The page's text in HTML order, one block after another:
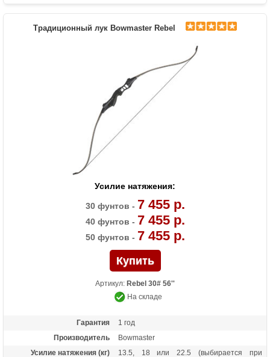
Материалы изделия
Рукоятка - алюминий, плечи - дерево с
Традиционный лук Bowmaster Rebel
Усилие натяжения:
30 фунтов - 7 455 р.
40 фунтов - 7 455 р.
50 фунтов - 7 455 р.
Артикул: Rebel 30# 56''
На складе
Гарантия
1 год
Производитель
Bowmaster
Усилие натяжения (кг)
13.5, 18 или 22.5 (выбирается при